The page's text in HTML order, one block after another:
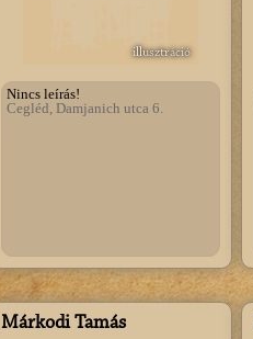
illusztráció
Nincs leírás!
Cegléd, Damjanich utca 6.
Márkodi Tamás